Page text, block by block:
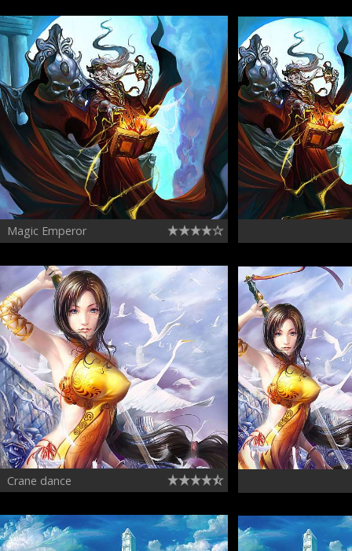
Magic Emperor
Crane dance